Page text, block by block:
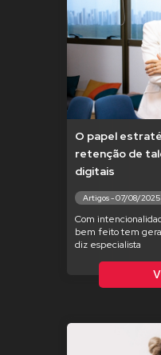
O papel
retenção de
digitais
Artigos - 07/08/2025
Com
bem feito tem
diz especialista